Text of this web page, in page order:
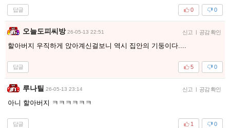
답글 0
0
오늘도피씨방 26-05-13 22:51 신고 | 공감 확인
할아버지 우직하게 앉아계신걸보니 역시 집안의 기둥이다....
답글 0
5
루나틸 26-05-13 23:14 신고 | 공감 확인
아니 할아버지 ㅋㅋㅋㅋㅋㅋ
답글 0
1